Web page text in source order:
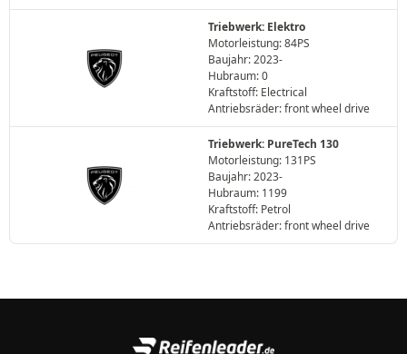
Triebwerk: Elektro
Motorleistung: 84PS
Baujahr: 2023-
Hubraum: 0
Kraftstoff: Electrical
Antriebsräder: front wheel drive
Triebwerk: PureTech 130
Motorleistung: 131PS
Baujahr: 2023-
Hubraum: 1199
Kraftstoff: Petrol
Antriebsräder: front wheel drive